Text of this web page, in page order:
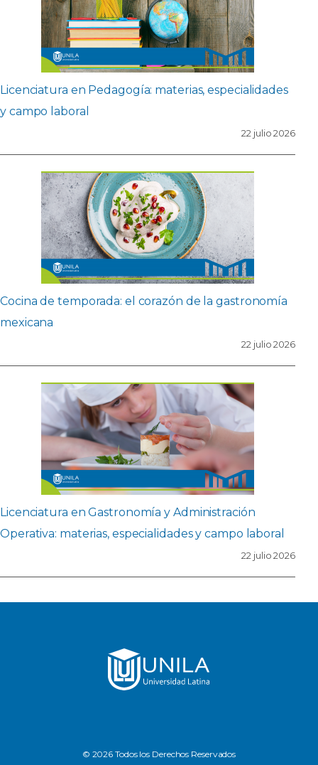
Licenciatura en Pedagogía: materias, especialidades
y campo laboral
22 julio 2026
Cocina de temporada: el corazón de la gastronomía
mexicana
22 julio 2026
Licenciatura en Gastronomía y Administración
Operativa: materias, especialidades y campo laboral
22 julio 2026
© 2026 Todos los Derechos Reservados